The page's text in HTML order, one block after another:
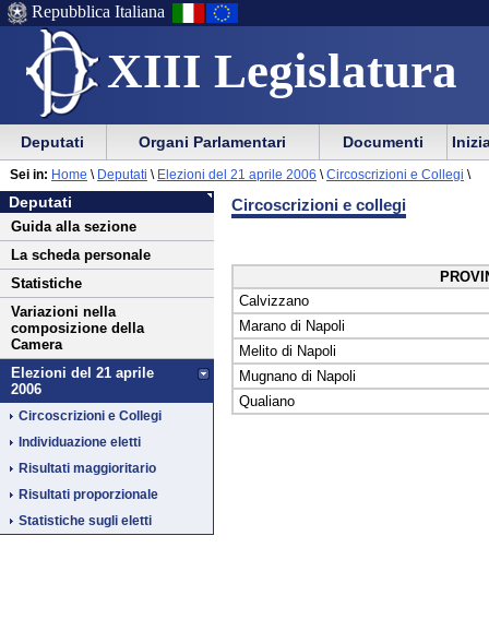
XIII Legislatura
Menu
di
ausilio
alla
navigazione
Vai
Menu
di
navigazione
principale
Repubblica Italiana
Menu
di
navigazione
principale
Vai
menu
di
sezione
Deputati Organi Parlamentari Documenti
Deputati
Vai
al
contenuto
Deputati
Guida alla sezione
La scheda personale
Statistiche
Variazioni nella
composizione della
Camera
Elezioni del 21 aprile
2006
Circoscrizioni e Collegi
Individuazione eletti
Risultati maggioritario
Risultati proporzionale
Statistiche sugli eletti
Sei in: Home \ Deputati \ Elezioni del 21 aprile 2006 \ Circoscrizioni e Collegi \
Circoscrizioni e collegi
Calvizzano
Marano di Napoli
Melito di Napoli
Mugnano di Napoli
Qualiano